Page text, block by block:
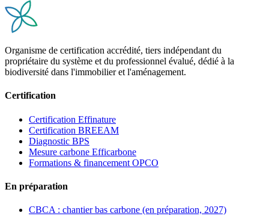
Organisme de certification accrédité, tiers indépendant du
propriétaire du système et du professionnel évalué, dédié à la
biodiversité dans l'immobilier et l'aménagement.
Certification
Certification Effinature
Certification BREEAM
Diagnostic BPS
Mesure carbone Efficarbone
Formations & financement OPCO
En préparation
CBCA : chantier bas carbone (en préparation, 2027)